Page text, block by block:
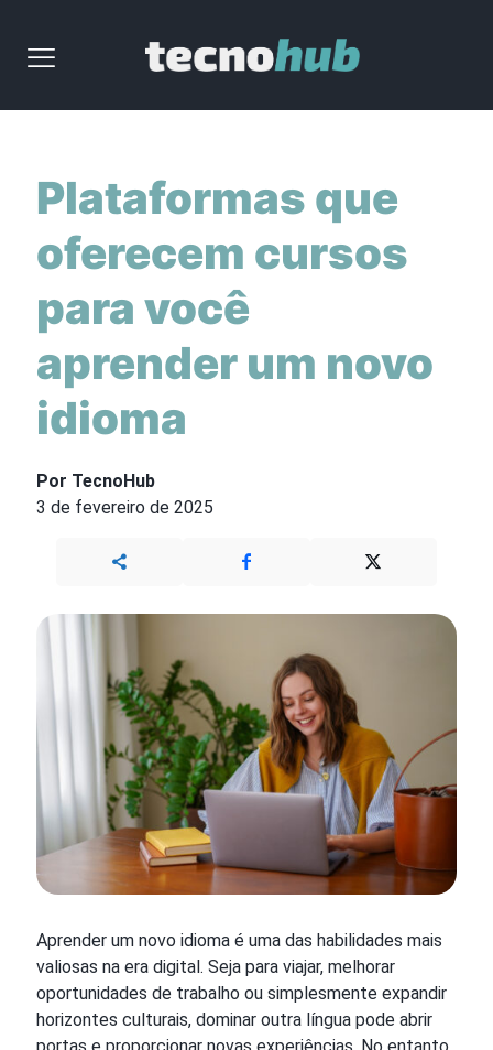
Plataformas que
oferecem cursos
para você
aprender um novo
idioma
Por TecnoHub
3 de fevereiro de 2025
Aprender um novo idioma é uma das habilidades mais
valiosas na era digital. Seja para viajar, melhorar
oportunidades de trabalho ou simplesmente expandir
horizontes culturais, dominar outra língua pode abrir
portas e proporcionar novas experiências. No entanto,